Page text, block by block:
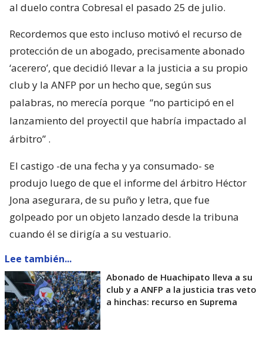
al duelo contra Cobresal el pasado 25 de julio.
Recordemos que esto incluso motivó el recurso de
protección de un abogado, precisamente abonado
‘acerero’, que decidió llevar a la justicia a su propio
club y la ANFP por un hecho que, según sus
palabras, no merecía porque “no participó en el
lanzamiento del proyectil que habría impactado al
árbitro” .
El castigo -de una fecha y ya consumado- se
produjo luego de que el informe del árbitro Héctor
Jona asegurara, de su puño y letra, que fue
golpeado por un objeto lanzado desde la tribuna
cuando él se dirigía a su vestuario.
Lee también...
Abonado de Huachipato lleva a su
club y a ANFP a la justicia tras veto
a hinchas: recurso en Suprema